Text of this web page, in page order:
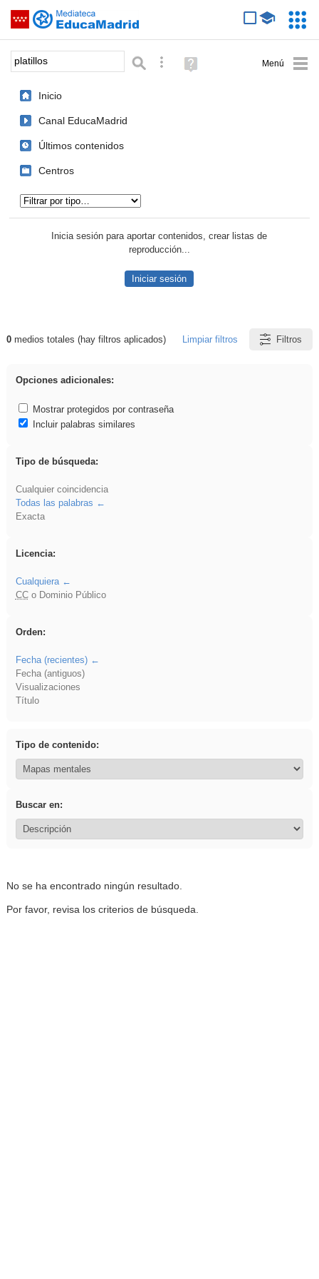
Saltar navegación
Palabra o frase: Búsqueda avanzada
Ayuda
(en
Inicio
Canal EducaMadrid
Últimos contenidos
Centros
Inicia sesión para aportar contenidos, crear listas de
reproducción...
Iniciar sesión
Resultados de: platillos
0medios totales (hay filtros aplicados) Limpiar filtros Filtros
Opciones adicionales:
Mostrar protegidos por contraseña
Incluir palabras similares
Tipo de búsqueda:
Cualquier coincidencia
Todas las palabras
Exacta
Licencia:
Cualquiera
CCo Dominio Público
Orden:
Fecha (recientes)
Fecha (antiguos)
Visualizaciones
Título
Tipo de contenido:
Buscar en:
No se ha encontrado ningún resultado.
Por favor, revisa los criterios de búsqueda.